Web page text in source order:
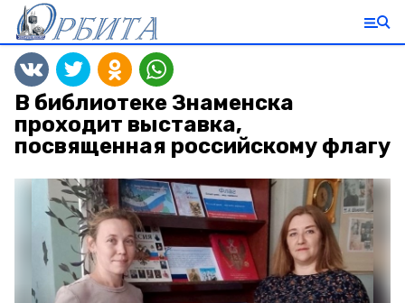
В библиотеке Знаменска
проходит выставка,
посвященная российскому флагу